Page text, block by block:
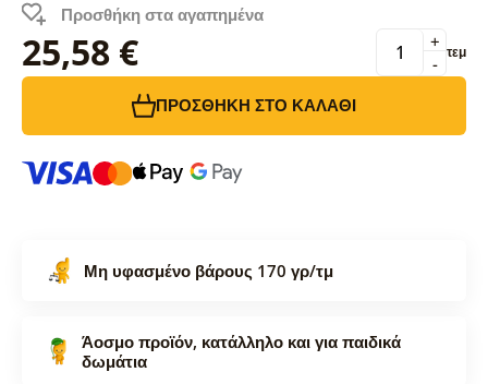
Προσθήκη στα αγαπημένα
25,58 € -
+ τεμ
ΠΡΟΣΘΉΚΗ ΣΤΟ ΚΑΛΆΘΙ
Μη υφασμένο βάρους 170 γρ/τμ
Άοσμο προϊόν, κατάλληλο και για παιδικά
δωμάτια